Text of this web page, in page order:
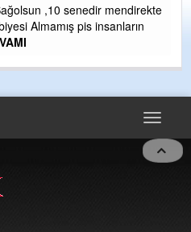
,10 senedir mendirekte
Almamış pis insanların
Toggle